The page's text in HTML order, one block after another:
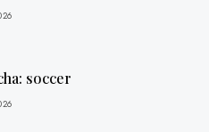
soccer